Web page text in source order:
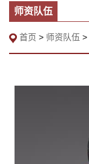
师资队伍
首页 > 师资队伍 >